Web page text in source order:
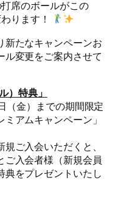
席のボールがこの
ります！
新たなキャンペーンお
ル変更をご案内させて
）特典」
（金）までの期間限定
アムキャンペーン」
ご入会いただくと、
ご入会者様（新規会員
典をプレゼントいたし